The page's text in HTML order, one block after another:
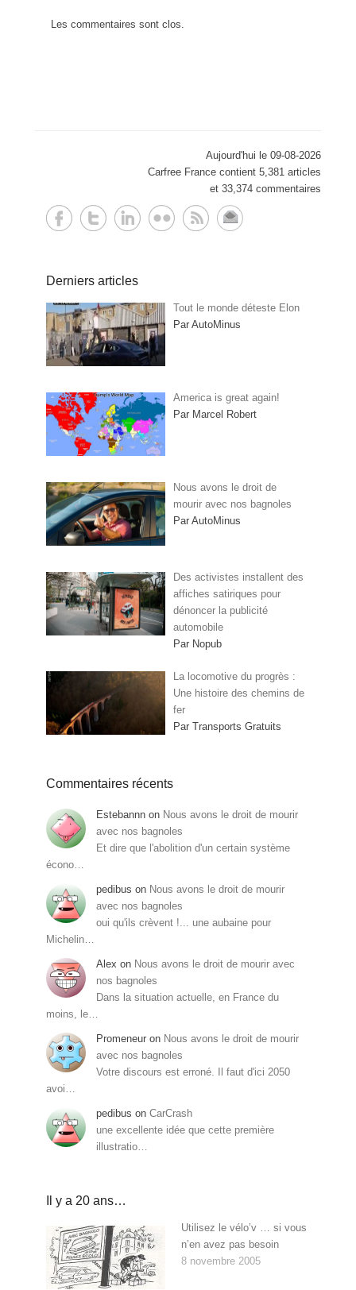
Les commentaires sont clos.
Aujourd'hui le 09-08-2026
Carfree France contient 5,381 articles
et 33,374 commentaires
Derniers articles
Tout le monde déteste Elon
Par AutoMinus
America is great again!
Par Marcel Robert
Nous avons le droit de
mourir avec nos bagnoles
Par AutoMinus
Des activistes installent des
affiches satiriques pour
dénoncer la publicité
automobile
Par Nopub
La locomotive du progrès :
Une histoire des chemins de
fer
Par Transports Gratuits
Commentaires récents
Estebannn on Nous avons le droit de mourir
avec nos bagnoles
Et dire que l'abolition d'un certain système
écono…
pedibus on Nous avons le droit de mourir
avec nos bagnoles
oui qu'ils crèvent !... une aubaine pour
Michelin…
Alex on Nous avons le droit de mourir avec
nos bagnoles
Dans la situation actuelle, en France du
moins, le…
Promeneur on Nous avons le droit de mourir
avec nos bagnoles
Votre discours est erroné. Il faut d'ici 2050
avoi…
pedibus on CarCrash
une excellente idée que cette première
illustratio…
Il y a 20 ans…
Utilisez le vélo’v … si vous
n’en avez pas besoin
8 novembre 2005